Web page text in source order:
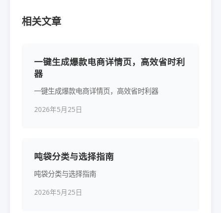
相关文章
一键生成爆款电商详情页，高效省时利
器
一键生成爆款电商详情页，高效省时利器
2026年5月25日
吨袋分类与选择指南
吨袋分类与选择指南
2026年5月25日